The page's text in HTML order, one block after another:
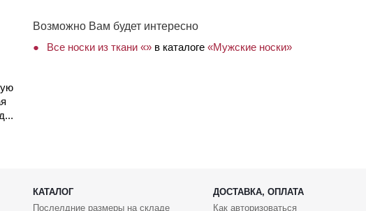
Возможно Вам будет интересно
Все носки из ткани «» в каталоге «Мужские носки»
КАТАЛОГ ДОСТАВКА, ОПЛАТА
Послелдние размеры на складе
Как авторизоваться